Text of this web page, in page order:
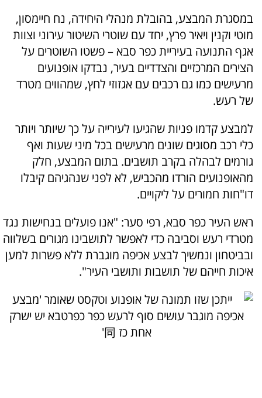
במסגרת המבצע, בהובלת מנהלי היחידה, נח חיימסון,
מוטי וקנין ויאיר פרץ, יחד עם שוטרי השיטור עירוני וצוות
אגף התנועה בעיריית כפר סבא – פשטו השוטרים על
הצירים המרכזיים והצדדיים בעיר, נבדקו אופנועים
מרעישים כמו גם רכבים עם אגזוזי לחץ, שמהווים מטרד
של רעש.
למבצע קדמו פניות שהגיעו לעירייה על כך שיותר ויותר
כלי רכב מסוגים שונים מרעישים בכל מיני שעות ואף
גורמים לבהלה בקרב תושבים. בתום המבצע, חלק
מהאופנועים הורדו מהכביש, לא לפני שנהגיהם קיבלו
דו"חות חמורים על ליקויים.
ראש העיר כפר סבא, רפי סער: "אנו פועלים בנחישות נגד
מטרדי רעש וסביבה כדי לאפשר לתושבינו מגורים בשלווה
ובביטחון ונמשיך לבצע אכיפה מוגברת ללא פשרות למען
איכות חייהם של תושבות ותושבי העיר".